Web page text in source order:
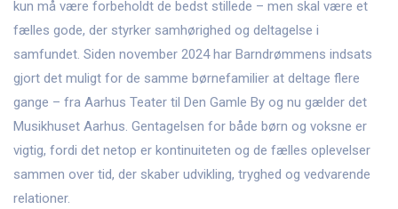
kun må være forbeholdt de bedst stillede – men skal være et
fælles gode, der styrker samhørighed og deltagelse i
samfundet. Siden november 2024 har Barndrømmens indsats
gjort det muligt for de samme børnefamilier at deltage flere
gange – fra Aarhus Teater til Den Gamle By og nu gælder det
Musikhuset Aarhus. Gentagelsen for både børn og voksne er
vigtig, fordi det netop er kontinuiteten og de fælles oplevelser
sammen over tid, der skaber udvikling, tryghed og vedvarende
relationer.